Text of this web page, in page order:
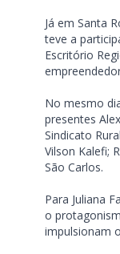
Já em Santa
teve a
Escritório
No mesmo
presentes
Sindicato
Vilson Kalefi;
São Carlos.
Para Juliana
o
impulsionam